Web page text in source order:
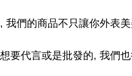
我們的商品不只讓你外表
要代言或是批發的, 我們